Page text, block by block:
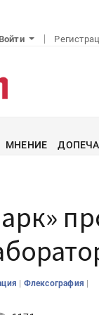
МНЕНИЕ
| Флексография |